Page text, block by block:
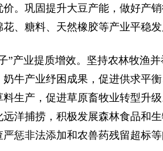
。巩固提升大豆产能，做好产
、糖料、天然橡胶等产业平稳
”产业提质增效。坚持农林牧渔
牛产业纾困成果，促进供求平
生产，促进草原畜牧业转型升
洋捕捞，积极发展森林食品和
惩非法添加和农兽药残留超标等